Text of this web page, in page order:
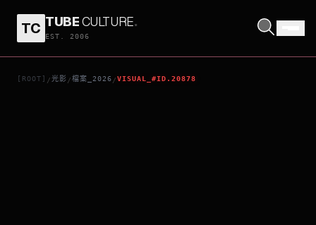
TC TUBECULTURE.
EST. 2006
[ROOT] /光影 /檔案_2026 /VISUAL_#ID.20878
腦細天劫